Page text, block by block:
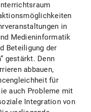
in
Medieninformatik
Beteiligung der
gestärkt. Denn
abbauen,
für
auch Probleme mit
Integration von